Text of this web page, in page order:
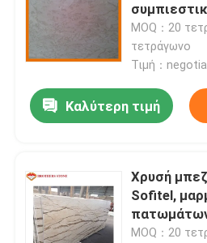
120Mpa
MOQ：20
τετράγωνο
Τιμή：
Καλύτερη τιμή
Χρυσή
Sofitel,
κοίταγμα
MOQ：20